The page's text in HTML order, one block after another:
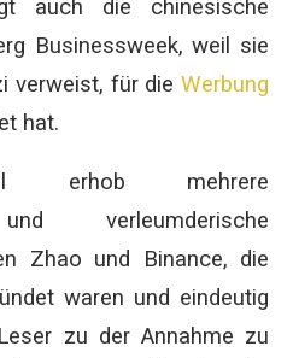
auch die chinesische
Businessweek, weil sie
verweist, für die Werbung
hat.
erhob mehrere
verleumderische
Zhao und Binance, die
waren und eindeutig
zu der Annahme zu